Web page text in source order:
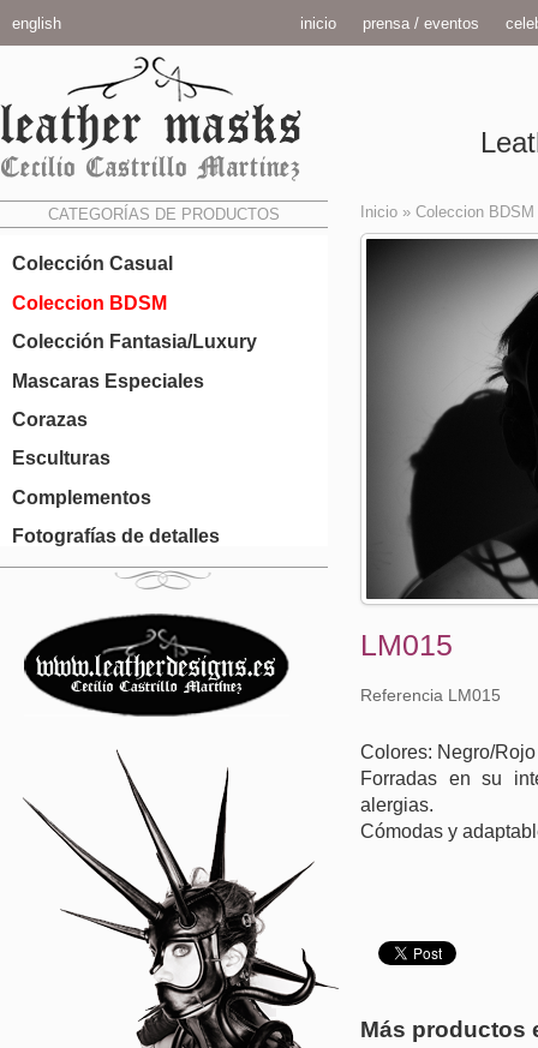
english inicio prensa / eventos
CATEGORÍAS DE PRODUCTOS
Colección Casual
Coleccion BDSM
Colección Fantasia/Luxury
Mascaras Especiales
Corazas
Esculturas
Complementos
Fotografías de detalles
Inicio » Coleccion BDSM
LM015
Referencia LM015
Colores: Negro/Rojo
Forradas en su
alergias.
Cómodas y
Más productos